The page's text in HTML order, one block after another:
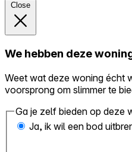
Close
We hebben deze
Weet wat deze woning écht
voorsprong om slimmer te
Ga je zelf bieden op deze
Ja, ik wil een bod